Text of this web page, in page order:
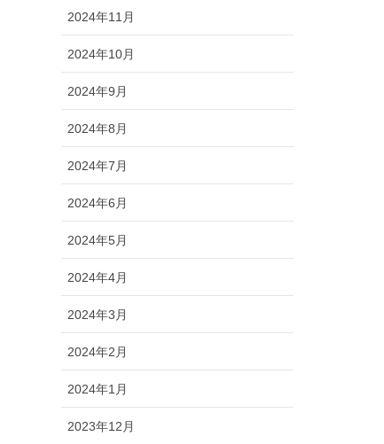
2024年11月
2024年10月
2024年9月
2024年8月
2024年7月
2024年6月
2024年5月
2024年4月
2024年3月
2024年2月
2024年1月
2023年12月